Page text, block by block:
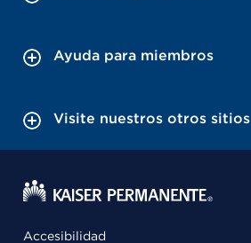
Ayuda para miembros
Visite nuestros otros sitios
Accesibilidad